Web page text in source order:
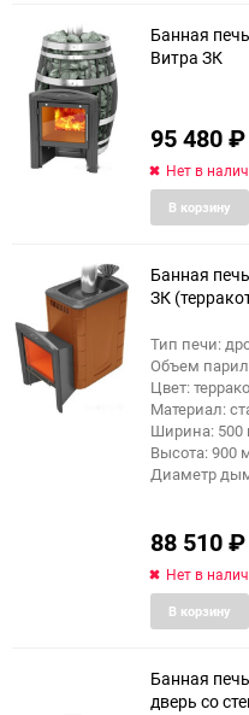
Банная
Витра ЗК
95 480₽
Нет в
В корзину
Банная
ЗК
Тип печи:
Объем
Цвет:
Материал:
Ширина:
Высота: 900
Диаметр
88 510₽
Нет в
В корзину
Банная
дверь со